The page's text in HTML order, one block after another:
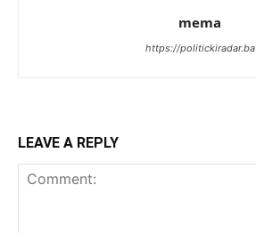
mema
https://politickiradar.ba
LEAVE A REPLY